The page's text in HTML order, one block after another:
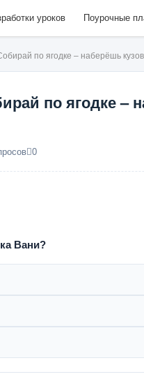
уроков Поурочные
по ягодке – наберёшь
по ягодке –
0
Вани?